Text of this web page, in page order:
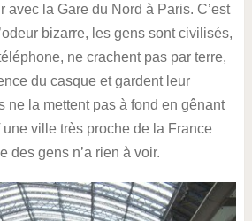
avec la Gare du Nord à Paris. C’est
bizarre, les gens sont civilisés,
ne crachent pas par terre,
du casque et gardent leur
ne la mettent pas à fond en gênant
ville très proche de la France
des gens n’a rien à voir.